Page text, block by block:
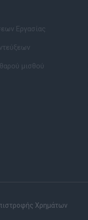
Εργασίας
μισθού
Χρημάτων